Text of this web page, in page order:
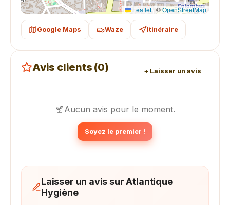
Leaflet | ©OpenStreetMap
Google Maps Waze Itinéraire
Avis clients (0) + Laisser un avis
Aucun avis pour le moment.
Soyez le premier !
Laisser un avis sur Atlantique
Hygiène